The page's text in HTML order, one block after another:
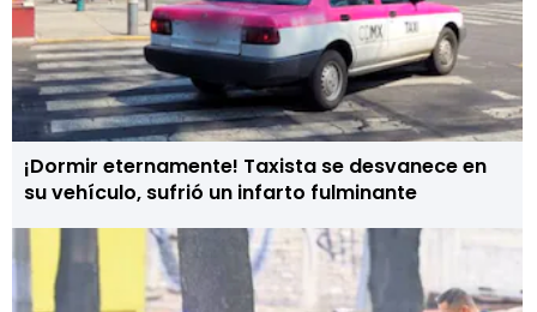
¡Dormir eternamente! Taxista se desvanece en
su vehículo, sufrió un infarto fulminante